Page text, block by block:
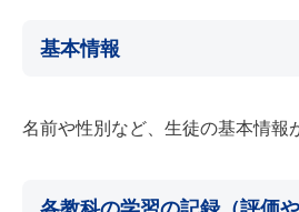
基本情報
名前や性別など、生徒の基本情報